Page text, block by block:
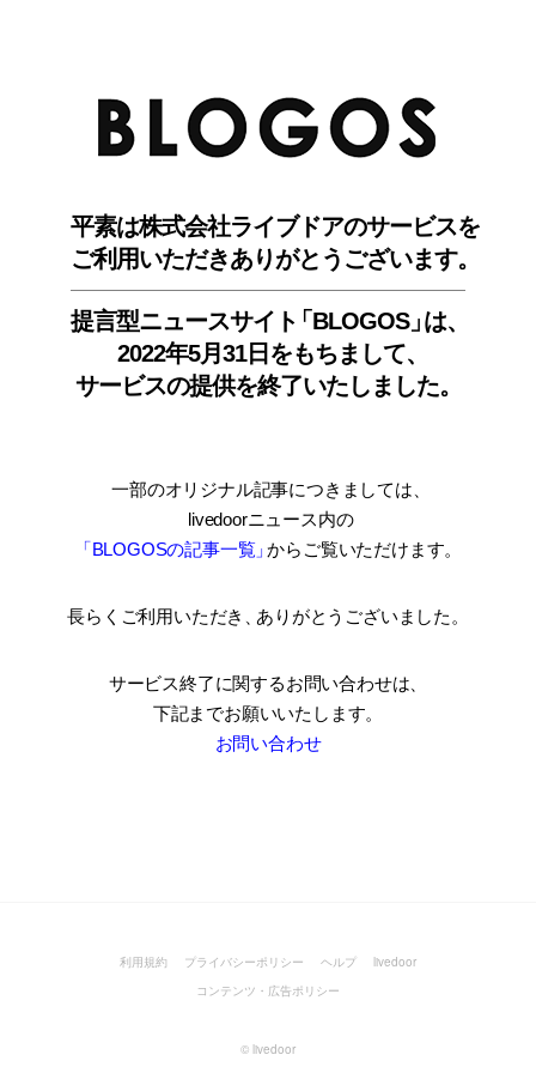
平素は株式会社ライブドアのサービスを
ご利用いただきありがとうございます。
提言型ニュースサイ ト「BLOGOS」は、
2022年5月31日をもちまして、
サービスの提供を終了いたしました。
一部のオリジナル記事につきましては
livedoorニュース内の
「BLOGOSの記事一覧」からご覧いただけます。
長らくご利用いただき ありがとうございました。
サービス終了に関するお問い合わせは、
下記までお願いいたします。
お問い合わせ
利用規約 プライバシーポリシー ヘルプ
livedoor
コンテンツ・広告ポリシー
© livedoor